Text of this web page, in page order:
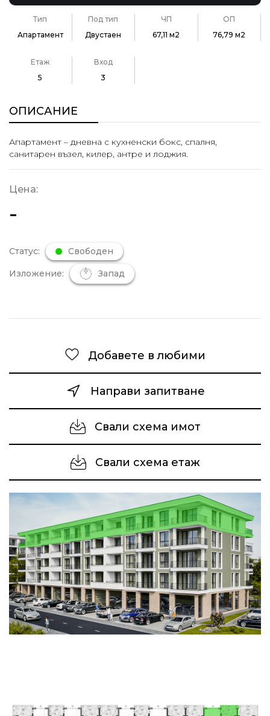
Тип
Апартамент
Под тип
Двустаен
ЧП
67,11 м2
ОП
76,79 м2
Етаж
5
Вход
3
ОПИСАНИЕ
Апартамент – дневна с кухненски бокс, спалня,
санитарен възел, килер, антре и лоджия.
Цена:
-
Статус: Свободен
Изложение: Запад
Добавете в любими
Направи запитване
Свали схема имот
Свали схема етаж